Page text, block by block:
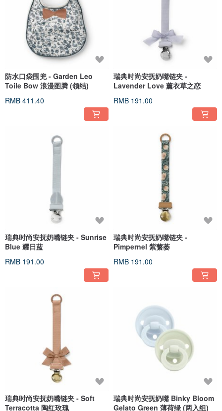
防水口袋围兜 - Garden Leo
Toile Bow 浪漫图腾 (领结)
RMB 411.40
瑞典时尚安抚奶嘴链夹 -
Lavender Love 薰衣草之恋
RMB 191.00
瑞典时尚安抚奶嘴链夹 - Sunrise
Blue 耀日蓝
RMB 191.00
瑞典时尚安抚奶嘴链夹 -
Pimpernel 紫蘩蒌
RMB 191.00
瑞典时尚安抚奶嘴链夹 - Soft
Terracotta 陶红玫瑰
瑞典时尚安抚奶嘴 Binky Bloom
Gelato Green 薄荷绿 (两入组)